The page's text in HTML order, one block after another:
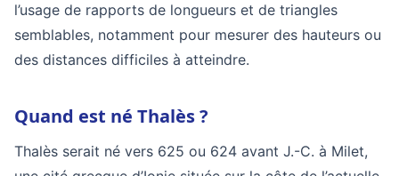
l’usage de rapports de longueurs et de triangles
semblables, notamment pour mesurer des hauteurs ou
des distances difficiles à atteindre.
Quand est né Thalès ?
Thalès serait né vers 625 ou 624 avant J.-C. à Milet,